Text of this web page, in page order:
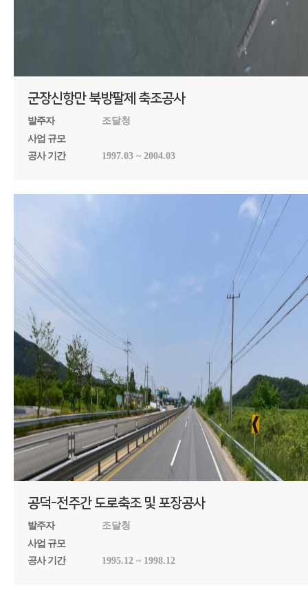
군장신항만 북방팔제 축조공사
발주자
조달청
사업 규모
공사 기간
1997.03 ~ 2004.03
공덕-전주간 도로축조 및 포장공사
발주자
조달청
사업 규모
공사 기간
1995.12 ~ 1998.12